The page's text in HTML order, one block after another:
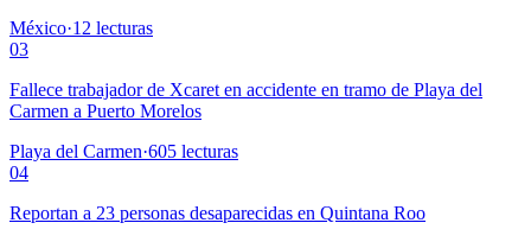
México·12 lecturas
03
Fallece trabajador de Xcaret en accidente en tramo de Playa del
Carmen a Puerto Morelos
Playa del Carmen·605 lecturas
04
Reportan a 23 personas desaparecidas en Quintana Roo